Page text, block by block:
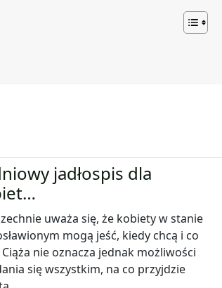
jadłospis dla
uważa się, że kobiety w stanie
mogą jeść, kiedy chcą i co
Ciąża nie oznacza jednak możliwości
się wszystkim, na co przyjdzie